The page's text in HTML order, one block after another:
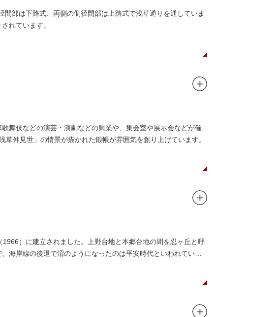
部は下路式、両側の側径間部は上路式で浅草通りを通していま
れています。
舞伎などの演芸・演劇などの興業や、集会室や展示会などが催
仲見世」の情景が描かれた鍛帳が雰囲気を創り上げています。
）に建立されました。上野台地と本郷台地の間を忍ヶ丘と呼
海岸線の後退で沼のようになったのは平安時代といわれていま